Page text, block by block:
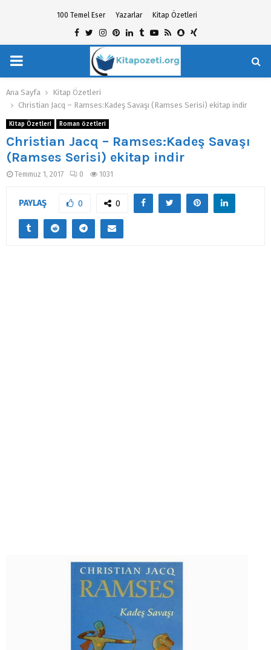
100 Temel Eser Yazarlar Kitap Özetleri
Facebook
TwitterInstagram
Pinterest
Linkedin
TumblrYoutube
RssSnapchat
Xing
PRIMARY
MENU
Ana Sayfa
Kitap Özetleri
Christian Jacq – Ramses:Kadeş Savaşı (Ramses Serisi) ekitap indir
Kitap Özetleri Roman özetleri
Christian Jacq – Ramses:Kadeş Savaşı
(Ramses Serisi) ekitap indir
Temmuz 1, 2017 0 1031
PAYLAŞ 0 0